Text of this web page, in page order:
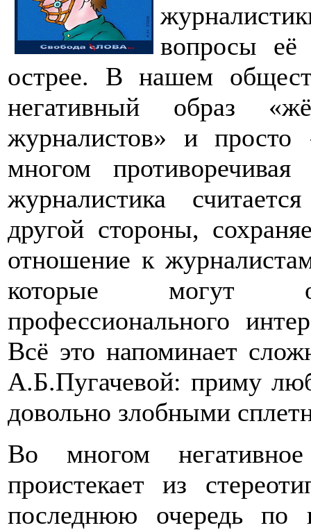
вопросы её
острее. В нашем
негативный образ
журналистов» и просто
многом
журналистика
другой стороны,
отношение к
которые могут
профессионального
Всё это напоминает
А.Б.Пугачевой: приму
довольно злобными
Во многом
проистекает из
последнюю очередь по